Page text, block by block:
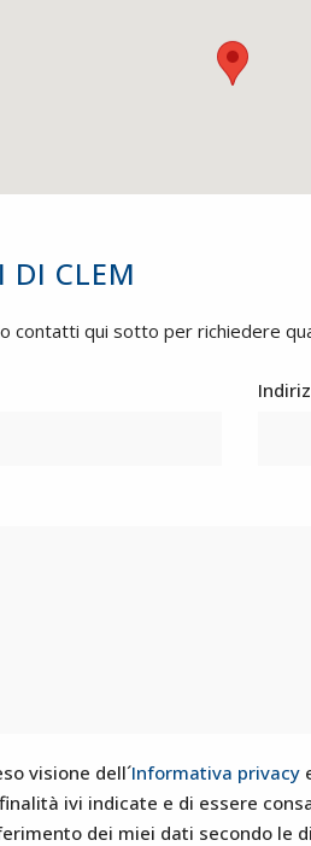
DI CLEM
contatti qui sotto per richiedere
visione dell´Informativa privacy
ivi indicate e di essere
dei miei dati secondo le